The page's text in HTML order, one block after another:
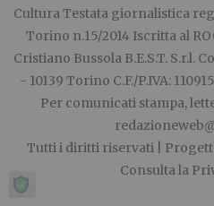
Cultura Testata giornalistica
Torino n.15/2014 Iscritta al
Cristiano Bussola B.E.S.T. S.r.l.
- 10139 Torino C.F./P.IVA:
Per comunicati stampa,
Tutti i diritti riservati |
Consulta la